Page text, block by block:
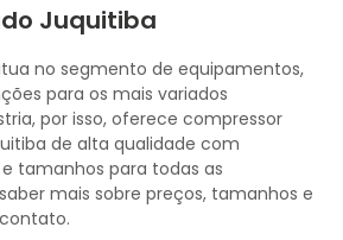
Juquitiba
no segmento de equipamentos,
para os mais variados
por isso, oferece compressor
de alta qualidade com
tamanhos para todas as
mais sobre preços, tamanhos e